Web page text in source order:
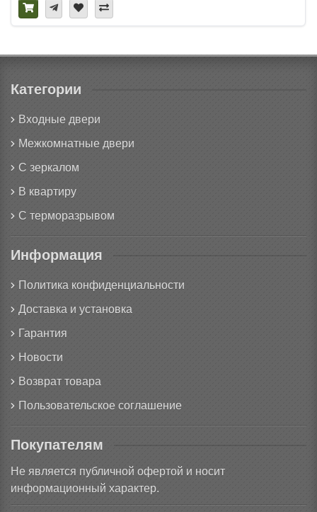
Категории
Входные двери
Межкомнатные двери
С зеркалом
В квартиру
С терморазрывом
Информация
Политика конфиденциальности
Доставка и установка
Гарантия
Новости
Возврат товара
Пользовательское соглашение
Покупателям
Не является публичной офертой и носит
информационный характер.